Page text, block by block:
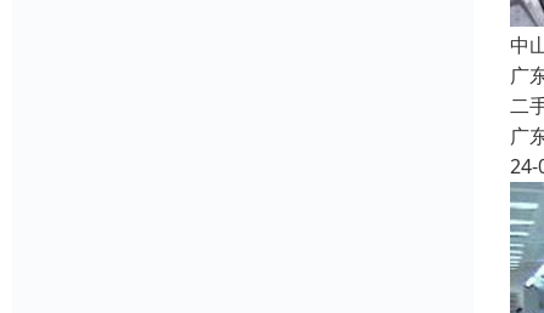
中
广
二
广
24-